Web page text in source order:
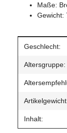
Maße:
Gewicht:
Wert
Geschlecht:
Altersgruppe:
Inhalt: